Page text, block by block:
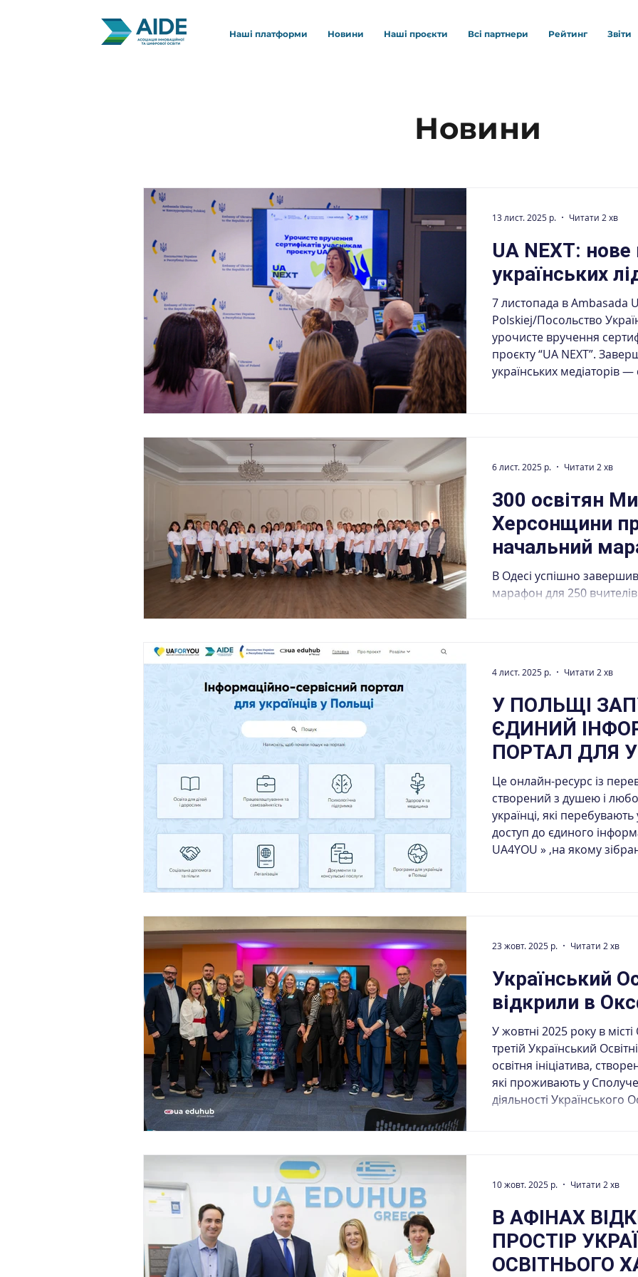
Наші платформи Новини Наші проєкти Всі партнери Рейтинг Звіти
Новини
UA NEXT: нове
українських
7 листопада в Ambasada Ukrainy w Rzeczypospolitej
Polskiej/Посольство України у
урочисте вручення
проєкту “UA NEXT”.
українських медіаторів —
AIDE: EduHub Асоц
13 лист. 2025 р. Читати 2 хв
300 освітян
Херсонщини
начальний
В Одесі успішно
марафон для 250
освітніх втрат». Його
Асоціація інноваційної та
Освітяни пройшли
сфокусоване на аспектах
часу для по
6 лист. 2025 р. Читати 2 хв
У ПОЛЬЩІ
ЄДИНИЙ
ПОРТАЛ ДЛЯ
«UA4YOU»
Це онлайн-ресурс із
створений з душею і
українці, які
доступ до єдиного
UA4YOU » ,на якому
4 лист. 2025 р. Читати 2 хв
Український
відкрили в
У жовтні 2025 року в
третій Український
освітня ініціатива,
які проживають у
діяльності Українського Освітнього Хабу є сприяння
українською мовою,
23 жовт. 2025 р. Читати 2 хв
В АФІНАХ
ПРОСТІР
ОСВІТНЬОГО
10 жовт. 2025 р. Читати 2 хв